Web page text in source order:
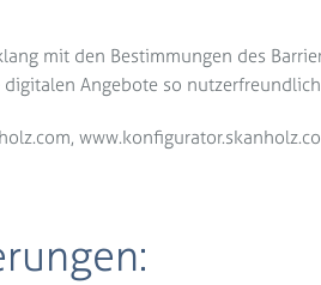
mit den Bestimmungen des
Angebote so